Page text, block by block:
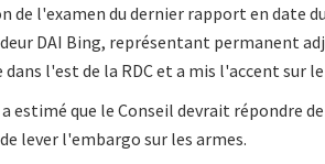
de l'examen du dernier rapport en date
DAI Bing, représentant permanent
dans l'est de la RDC et a mis l'accent
estimé que le Conseil devrait répondre
lever l'embargo sur les armes.